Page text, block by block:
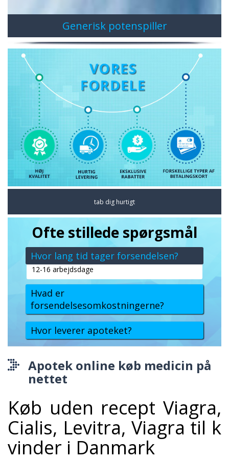
Generisk potenspiller
tab dig hurtigt
Ofte stillede spørgsmål
Hvor lang tid tager forsendelsen?
12-16 arbejdsdage
Hvad er
forsendelsesomkostningerne?
Hvor leverer apoteket?
Apotek online køb medicin på
nettet
Køb uden recept Viagra,
Cialis, Levitra, Viagra til k
vinder i Danmark